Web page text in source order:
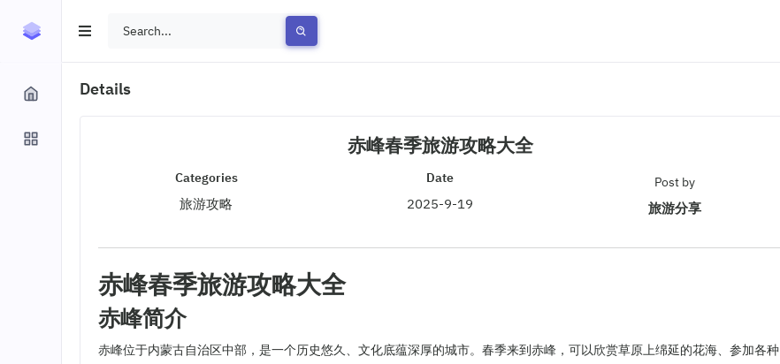
Details
赤峰春季旅游攻略大全
Categories
旅游攻略
Date
2025-9-19
Post by
旅游分享
赤峰春季旅游攻略大全
赤峰简介
赤峰位于内蒙古自治区中部，是一个历史悠久、文化底蕴深厚的城市。春季来到赤峰，可以欣赏草原上绵延的花海、参加各种